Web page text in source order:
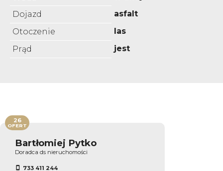
Dojazd
asfalt
Otoczenie
las
Prąd
jest
Bartłomiej Pytko
Doradca ds nieruchomości
733 411 244
26
OFERT